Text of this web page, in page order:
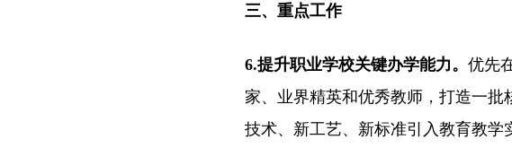
三、重点工作
6.提升职业学校关键办学能力。 优先
家、业界精英和优秀教师，打造一
技术、新工艺、新标准引入教育教